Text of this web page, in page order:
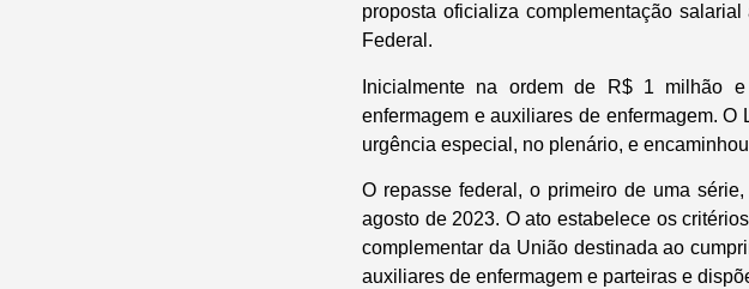
proposta oficializa complementação
Federal.
Inicialmente na ordem de R$ 1 milhão
enfermagem e auxiliares de enfermagem.
urgência especial, no plenário, e
O repasse federal, o primeiro de uma
agosto de 2023. O ato estabelece os
complementar da União destinada ao
auxiliares de enfermagem e parteiras e